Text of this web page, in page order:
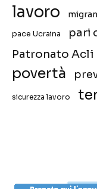
lavoro
pace Ucraina pari
Patronato Acli
povertà
sicurezza lavoro